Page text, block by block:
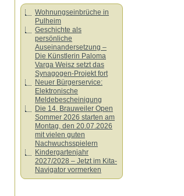
Wohnungseinbrüche in
Pulheim
Geschichte als
persönliche
Auseinandersetzung –
Die Künstlerin Paloma
Varga Weisz setzt das
Synagogen-Projekt fort
Neuer Bürgerservice:
Elektronische
Meldebescheinigung
Die 14. Brauweiler Open
Sommer 2026 starten am
Montag, den 20.07.2026
mit vielen guten
Nachwuchsspielern
Kindergartenjahr
2027/2028 – Jetzt im Kita-
Navigator vormerken